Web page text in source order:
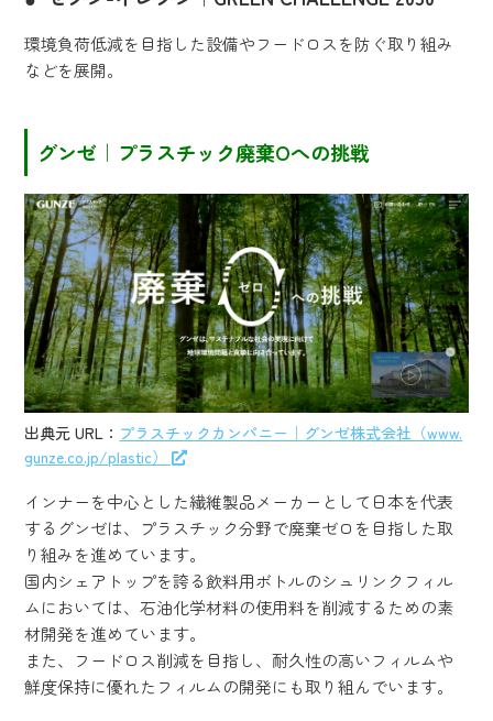
環境負荷低減を目指した設備やフードロスを防ぐ取り組み
などを展開。
グンゼ｜プラスチック廃棄Oへの挑戦
出典元 URL： プラスチックカンパニー｜グンゼ株式会社（www.
gunze.co.jp/plastic）
インナーを中心とした繊維製品メーカーとして日本を代表
するグンゼは、プラスチック分野で廃棄ゼロを目指した取
り組みを進めています。
国内シェアトップを誇る飲料用ボトルのシュリンクフィル
ムにおいては、石油化学材料の使用料を削減するための素
材開発を進めています。
また、フードロス削減を目指し、耐久性の高いフィルムや
鮮度保持に優れたフィルムの開発にも取り組んでいます。